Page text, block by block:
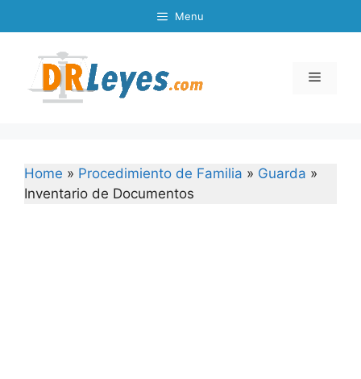
to
Menu
Menu
Home » Procedimiento de Familia » Guarda »
Inventario de Documentos